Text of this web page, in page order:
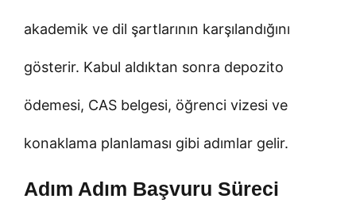
akademik ve dil şartlarının karşılandığını
gösterir. Kabul aldıktan sonra depozito
ödemesi, CAS belgesi, öğrenci vizesi ve
konaklama planlaması gibi adımlar gelir.
Adım Adım Başvuru Süreci